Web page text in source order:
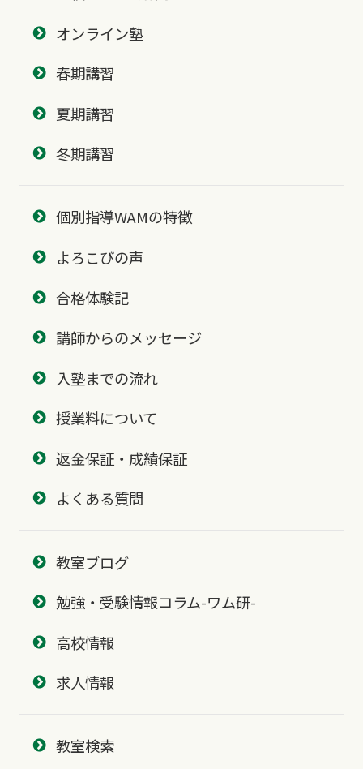
オンライン塾
春期講習
夏期講習
冬期講習
個別指導WAMの特徴
よろこびの声
合格体験記
講師からのメッセージ
入塾までの流れ
授業料について
返金保証・成績保証
よくある質問
教室ブログ
勉強・受験情報コラム-ワム研-
高校情報
求人情報
教室検索